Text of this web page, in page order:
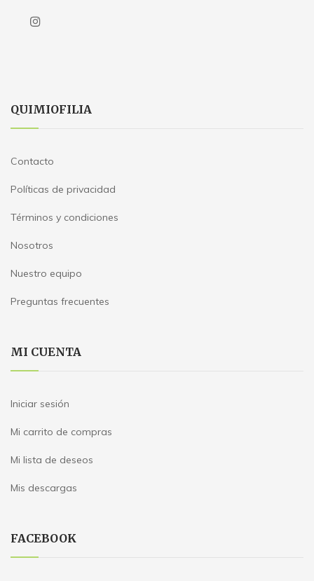
QUIMIOFILIA
Contacto
Políticas de privacidad
Términos y condiciones
Nosotros
Nuestro equipo
Preguntas frecuentes
MI CUENTA
Iniciar sesión
Mi carrito de compras
Mi lista de deseos
Mis descargas
FACEBOOK